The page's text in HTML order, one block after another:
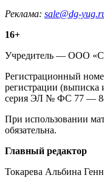
Реклама: sale@dg-
Информация
о
издании
16+
Учредитель — ООО
Регистрационный
регистрации (выписка
серия ЭЛ № ФС 77 —
При использовании
обязательна.
Редакция
Главный редактор
Токарева Альбина